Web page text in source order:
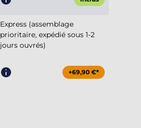
Express (assemblage
prioritaire, expédié sous 1-2
jours ouvrés)
+69,90 €*